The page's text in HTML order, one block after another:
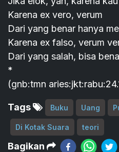
Karena ex vero, verum
Dari yang benar hanya
Karena ex falso, verum
Dari yang salah, bisa
*
(gnb:tmn
Tags Buku Uang
Di Kotak Suara teori
Bagikan